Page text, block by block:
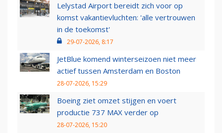
Lelystad Airport bereidt zich voor op
komst vakantievluchten: 'alle vertrouwen
in de toekomst'
29-07-2026, 8:17
JetBlue komend winterseizoen niet meer
actief tussen Amsterdam en Boston
28-07-2026, 15:29
Boeing ziet omzet stijgen en voert
productie 737 MAX verder op
28-07-2026, 15:20